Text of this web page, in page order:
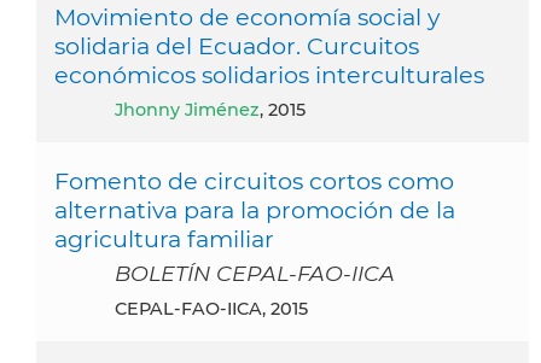
Movimiento de economía social y
solidaria del Ecuador. Curcuitos
económicos solidarios interculturales
Jhonny Jiménez, 2015
Fomento de circuitos cortos como
alternativa para la promoción de la
agricultura familiar
BOLETÍN CEPAL-FAO-IICA
CEPAL-FAO-IICA, 2015